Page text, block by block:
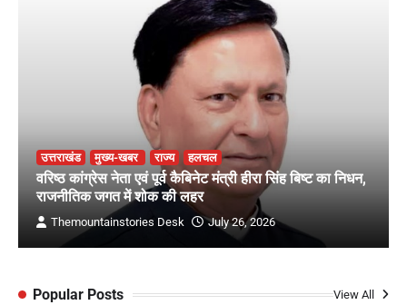
उत्तराखंड मुख्य-खबर राज्य हलचल
वरिष्ठ कांग्रेस नेता एवं पूर्व कैबिनेट मंत्री हीरा सिंह बिष्ट का निधन,
राजनीतिक जगत में शोक की लहर
Themountainstories Desk July 26, 2026
Popular Posts View All